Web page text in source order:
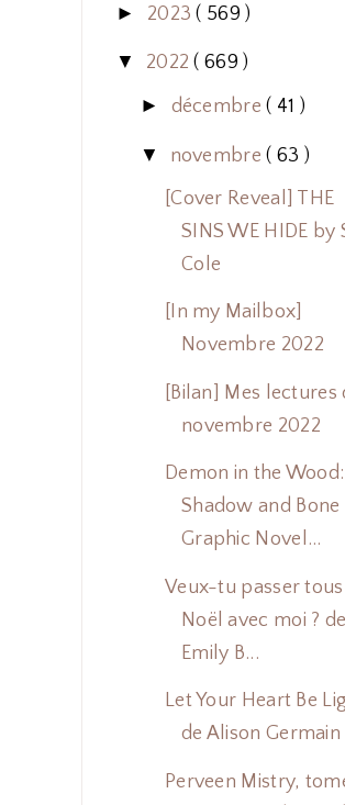
► 2023( 569 )
▼ 2022( 669 )
► décembre( 41 )
▼ novembre( 63 )
[Cover Reveal] THE
SINS WE HIDE by
Cole
[In my Mailbox]
Novembre 2022
[Bilan] Mes lectures
novembre 2022
Demon in the
Shadow and Bone
Graphic Novel...
Veux-tu passer
Noël avec moi ? de
Emily B...
Let Your Heart Be
de Alison Germain
Perveen Mistry,